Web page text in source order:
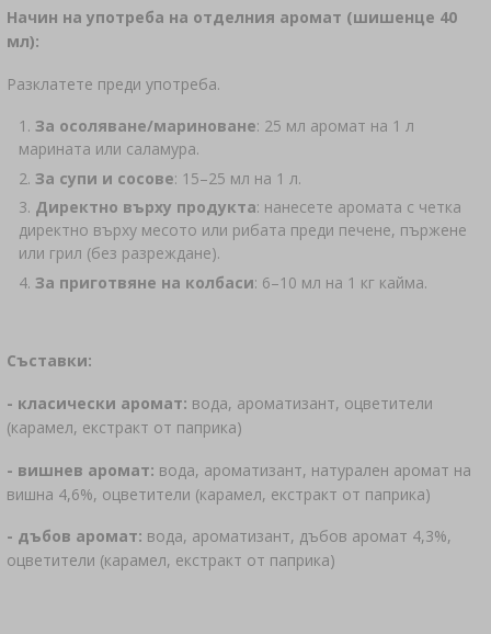
Начин на употреба на отделния аромат (шишенце 40
мл):
Разклатете преди употреба.
За осоляване/мариноване: 25 мл аромат на 1 л
марината или саламура.
За супи и сосове: 15–25 мл на 1 л.
Директно върху продукта: нанесете аромата с четка
директно върху месото или рибата преди печене, пържене
или грил (без разреждане).
За приготвяне на колбаси: 6–10 мл на 1 кг кайма.
Съставки:
- класически аромат: вода, ароматизант, оцветители
(карамел, екстракт от паприка)
- вишнев аромат: вода, ароматизант, натурален аромат на
вишна 4,6%, оцветители (карамел, екстракт от паприка)
- дъбов аромат: вода, ароматизант, дъбов аромат 4,3%,
оцветители (карамел, екстракт от паприка)